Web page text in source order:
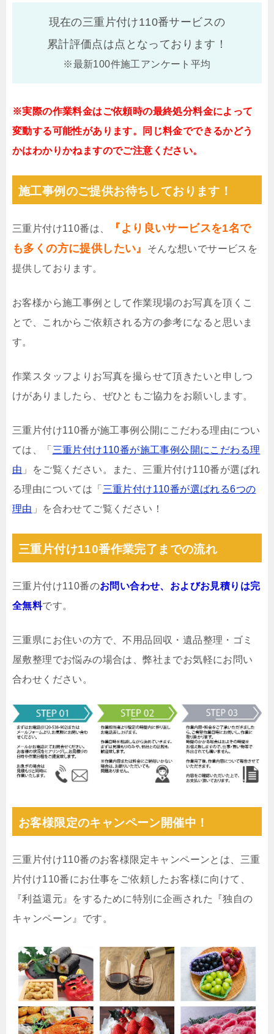
現在の三重片付け110番サービスの
累計評価点は点となっております！
※最新100件施工アンケート平均
※実際の作業料金はご依頼時の最終処分料金によって
変動する可能性があります。同じ料金でできるかどう
かはわかりかねますのでご注意ください。
施工事例のご提供お待ちしております！
三重片付け110番は、
『より良いサービスを1名で
も多くの方に提供したい』
そんな想いでサービスを
提供しております。
お客様から施工事例として作業現場のお写真を頂くこ
とで、これからご依頼される方の参考になると思いま
す。
作業スタッフよりお写真を撮らせて頂きたいと申しつ
けがありましたら、ぜひともご協力をお願いします。
三重片付け110番が施工事例公開にこだわる理由につい
ては、「 三重片付け110番が施工事例公開にこだわる理
由 」をご覧ください。また、三重片付け110番が選ばれ
る理由については「 三重片付け110番が選ばれる6つの
理由 」を合わせてご覧ください！
三重片付け110番作業完了までの流れ
三重片付け110番のお問い合わせ、およびお見積りは完
全無料です。
三重県にお住いの方で、不用品回収・遺品整理・ゴミ
屋敷整理でお悩みの場合は、弊社までお気軽にお問い
合わせください。
お客様限定のキャンペーン開催中！
三重片付け110番のお客様限定キャンペーンとは、三重
片付け110番にお仕事をご依頼したお客様に向けて、
『利益還元』をするために特別に企画された『独自の
キャンペーン』です。